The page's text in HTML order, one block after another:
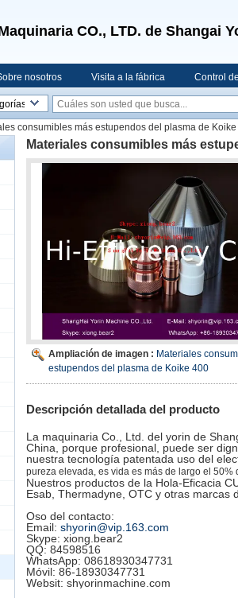
CO., LTD. de Shangai
nosotros Visita a la fábrica Control
consumibles más estupendos del plasma de
Materiales consumibles más
Ampliación de imagen : Materiales
estupendos del plasma de Koike 400
Descripción detallada del producto
La maquinaria Co., Ltd. del yorin de
China, porque profesional, puede ser
nuestra tecnología patentada uso del
pureza elevada, es vida es más de largo el
Nuestros productos de la Hola-Eficacia
Esab, Thermadyne, OTC y otras marcas
Oso del contacto:
Email: shyorin@vip.163.com
Skype: xiong.bear2
QQ: 84598516
WhatsApp: 08618930347731
Móvil: 86-18930347731
Websit: shyorinmachine.com